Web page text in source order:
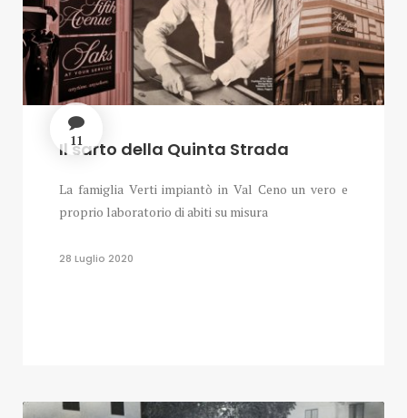
11
Il sarto della Quinta Strada
La famiglia Verti impiantò in Val Ceno un vero e
proprio laboratorio di abiti su misura
28 Luglio 2020